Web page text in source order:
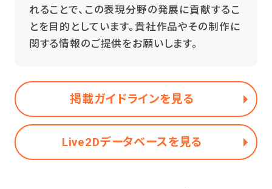
れることで、この表現分野の発展に貢献するこ
とを目的としています。貴社作品やその制作に
関する情報のご提供をお願いします。
掲載ガイドラインを見る
Live2Dデータベースを見る